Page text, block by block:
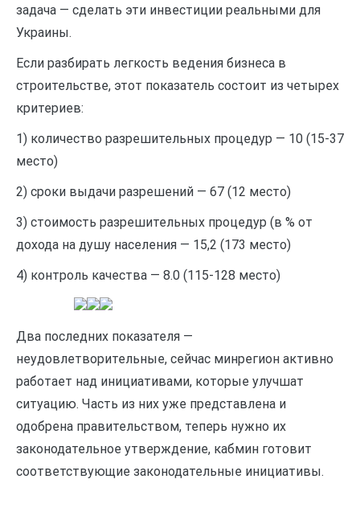
задача — сделать эти инвестиции реальными для
Украины.
Если разбирать легкость ведения бизнеса в
строительстве, этот показатель состоит из четырех
критериев:
1) количество разрешительных процедур — 10 (15-37
место)
2) сроки выдачи разрешений — 67 (12 место)
3) стоимость разрешительных процедур (в % от
дохода на душу населения — 15,2 (173 место)
4) контроль качества — 8.0 (115-128 место)
Два последних показателя —
неудовлетворительные, сейчас минрегион активно
работает над инициативами, которые улучшат
ситуацию. Часть из них уже представлена ​​и
одобрена правительством, теперь нужно их
законодательное утверждение, кабмин готовит
соответствующие законодательные инициативы.